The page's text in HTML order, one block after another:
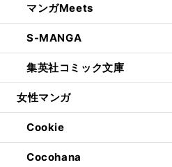
マンガMeets
S-MANGA
集英社コミック文庫
女性マンガ
Cookie
Cocohana